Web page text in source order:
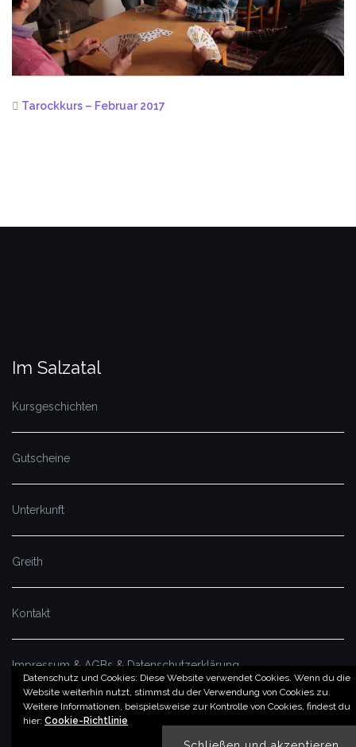
Tarockkurs – Februar 2017
Datenschutz und Cookies: Diese Website verwendet Cookies. Wenn du die
Website weiterhin nutzt, stimmst du der Verwendung von Cookies zu.
Weitere Informationen, beispielsweise zur Kontrolle von Cookies, findest du
hier: Cookie-Richtlinie
Im Salzatal
Kursgeschichten
Gutscheine
Unterkunft
Greith
Kontakt
Impressum & AGBs & Datenschutzerklärung
© by imSalzatal.at